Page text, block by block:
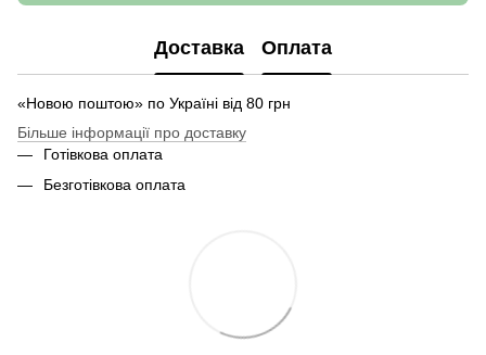
Доставка Оплата
«Новою поштою» по Україні від 80 грн
Більше інформації про доставку
Готівкова оплата
Безготівкова оплата